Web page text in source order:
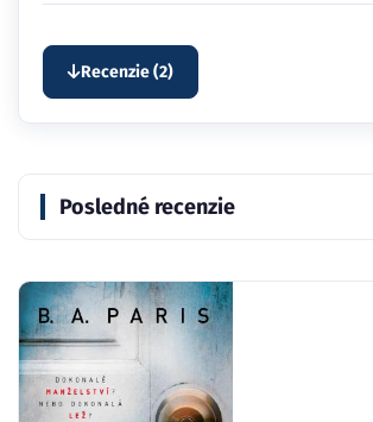
Recenzie (2)
Posledné recenzie